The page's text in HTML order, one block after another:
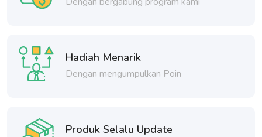
Hadiah Menarik
Dengan mengumpulkan Poin
Produk Selalu Update